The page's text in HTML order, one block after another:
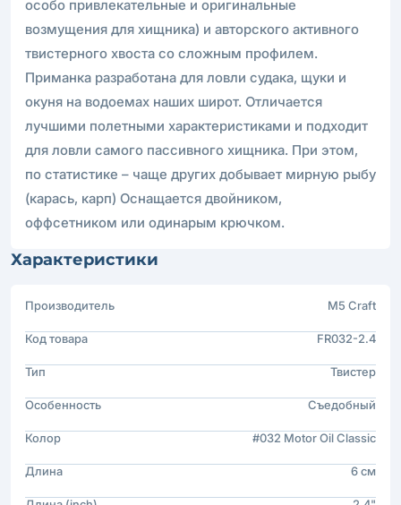
особо привлекательные и оригинальные
возмущения для хищника) и авторского активного
твистерного хвоста со сложным профилем.
Приманка разработана для ловли судака, щуки и
окуня на водоемах наших широт. Отличается
лучшими полетными характеристиками и подходит
для ловли самого пассивного хищника. При этом,
по статистике – чаще других добывает мирную рыбу
(карась, карп) Оснащается двойником,
оффсетником или одинарым крючком.
Характеристики
Производитель M5 Craft
Код товара FR032-2.4
Тип Твистер
Особенность Съедобный
Колор #032 Motor Oil Classic
Длина 6 см